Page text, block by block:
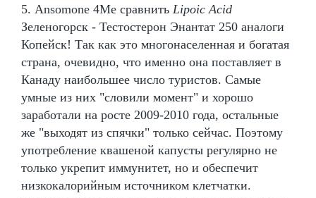
5. Ansomone 4Me сравнить Lipoic Acid
Зеленогорск - Тестостерон Энантат 250 аналоги
Копейск! Так как это многонаселенная и богатая
страна, очевидно, что именно она поставляет в
Канаду наибольшее число туристов. Самые
умные из них "словили момент" и хорошо
заработали на росте 2009-2010 года, остальные
же "выходят из спячки" только сейчас. Поэтому
употребление квашеной капусты регулярно не
только укрепит иммунитет, но и обеспечит
низкокалорийным источником клетчатки.